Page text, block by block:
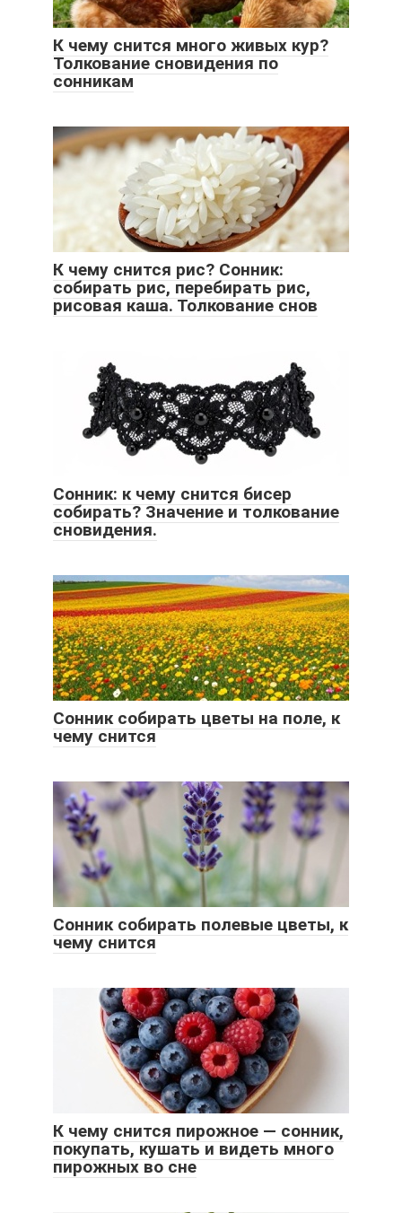
К чему снится много живых кур?
Толкование сновидения по
сонникам
К чему снится рис? Сонник:
собирать рис, перебирать рис,
рисовая каша. Толкование снов
Сонник: к чему снится бисер
собирать? Значение и толкование
сновидения.
Сонник собирать цветы на поле, к
чему снится
Сонник собирать полевые цветы, к
чему снится
К чему снится пирожное — сонник,
покупать, кушать и видеть много
пирожных во сне